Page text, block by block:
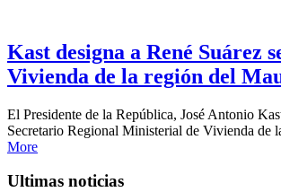
Kast designa a René Suárez
Vivienda de la región del
El Presidente de la República, José Antonio
Secretario Regional Ministerial de Vivienda de
More
Ultimas noticias